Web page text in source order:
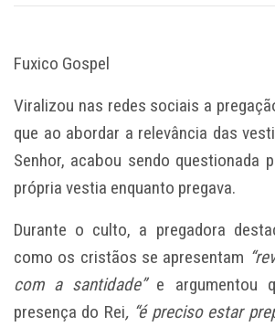
Fuxico Gospel
Viralizou nas redes sociais a
que ao abordar a relevância das
Senhor, acabou sendo questionada
própria vestia enquanto pregava.
Durante o culto, a pregadora
como os cristãos se apresentam
com a santidade”e argumentou
presença do Rei, “é preciso estar